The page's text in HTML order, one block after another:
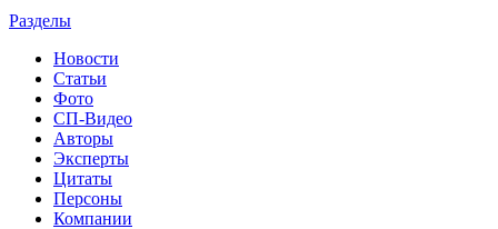
Разделы
Новости
Статьи
Фото
СП-Видео
Авторы
Эксперты
Цитаты
Персоны
Компании